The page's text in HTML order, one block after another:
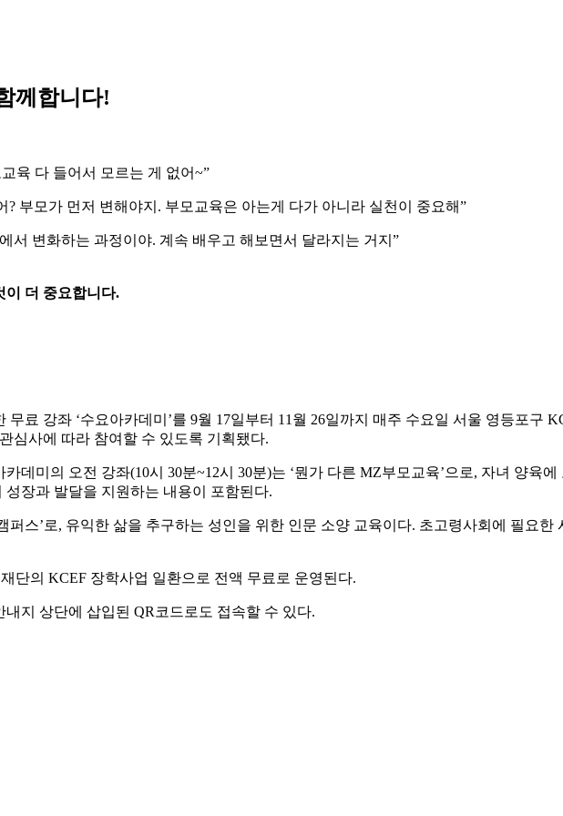
께합니다!
육 다 들어서 모르는 게 없어~”
부모가 먼저 변해야지. 부모교육은 아는게 다가 아니라 실천이 중요해”
서 변화하는 과정이야. 계속 배우고 해보면서 달라지는 거지”
이 더 중요합니다.
료 강좌 ‘수요아카데미’를 9월 17일부터 11월 26일까지 매주 수요일 서울 영등포구
심사에 따라 참여할 수 있도록 기획됐다.
데미의 오전 강좌(10시 30분~12시 30분)는 ‘뭔가 다른 MZ부모교육’으로, 자녀 양육
장과 발달을 지원하는 내용이 포함된다.
퍼스’로, 유익한 삶을 추구하는 성인을 위한 인문 소양 교육이다. 초고령사회에 필요
단의 KCEF 장학사업 일환으로 전액 무료로 운영된다.
지 상단에 삽입된 QR코드로도 접속할 수 있다.